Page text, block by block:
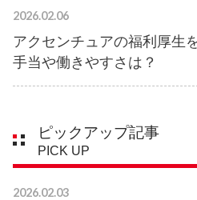
2026.02.06
アクセンチュアの福利厚生
手当や働きやすさは？
ピックアップ記事
PICK UP
2026.02.03